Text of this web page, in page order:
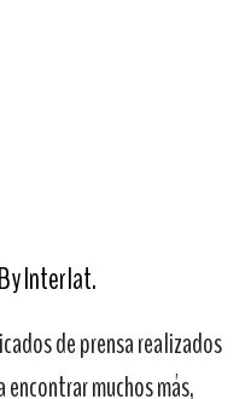
Interlat.
de prensa realizados
muchos más,